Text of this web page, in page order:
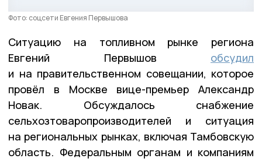
Фото: соцсети Евгения Первышова
Ситуацию на топливном рынке региона
Евгений Первышов обсудил
и на правительственном совещании, которое
провёл в Москве вице-премьер Александр
Новак. Обсуждалось снабжение
сельхозтоваропроизводителей и ситуация
на региональных рынках, включая Тамбовскую
область. Федеральным органам и компаниям